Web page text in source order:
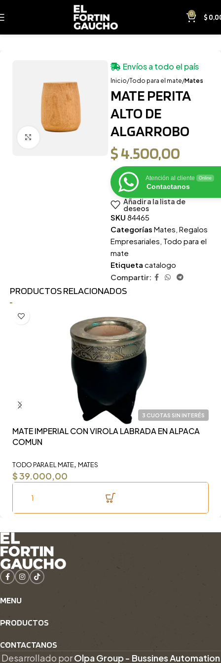
0 $
Inicio Todo para el mate Mates
Envíos a todo el país
MATE PERITA
ALTO DE
ALGARROBO
$4.500,00
Atención al cliente Online
Contactanos
Añadir a la lista de
deseos
SKU 84465
Categorías Mates, Regalos
Empresariales, Todo para el
mate
Etiqueta catalogo
Compartir:
PRODUCTOS RELACIONADOS
3 CUOTAS SIN INTERÉS
MATE IMPERIAL CON VIROLA LABRADA EN ALPACA
COMUN
TODO PARA EL MATE, MATES
$39.000,00
MENU
PRODUCTOS
CONTACTANOS
Desarrollado porOlpa Group - Bussines Automation